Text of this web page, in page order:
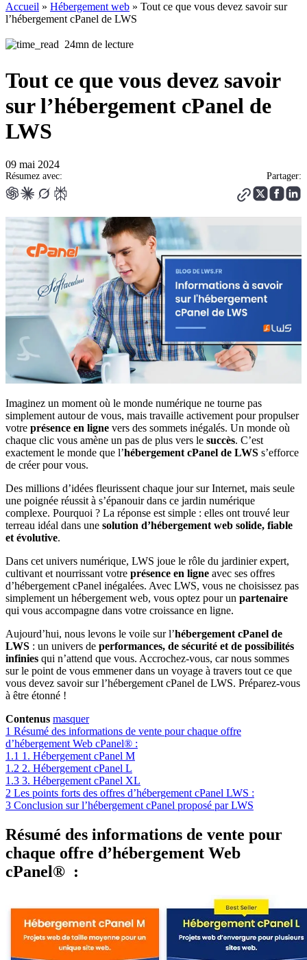
Accueil » Hébergement web » Tout ce que vous devez savoir sur
l’hébergement cPanel de LWS
24mn de lecture
Tout ce que vous devez savoir
sur l’hébergement cPanel de
LWS
09 mai 2024
Résumez avec: Partager:
Imaginez un moment où le monde numérique ne tourne pas
simplement autour de vous, mais travaille activement pour propulser
votre présence en ligne vers des sommets inégalés. Un monde où
chaque clic vous amène un pas de plus vers le succès. C’est
exactement le monde que l’hébergement cPanel de LWS s’efforce
de créer pour vous.
Des millions d’idées fleurissent chaque jour sur Internet, mais seule
une poignée réussit à s’épanouir dans ce jardin numérique
complexe. Pourquoi ? La réponse est simple : elles ont trouvé leur
terreau idéal dans une solution d’hébergement web solide, fiable
et évolutive.
Dans cet univers numérique, LWS joue le rôle du jardinier expert,
cultivant et nourrissant votre présence en ligne avec ses offres
d’hébergement cPanel inégalées. Avec LWS, vous ne choisissez pas
simplement un hébergement web, vous optez pour un partenaire
qui vous accompagne dans votre croissance en ligne.
Aujourd’hui, nous levons le voile sur l’hébergement cPanel de
LWS : un univers de performances, de sécurité et de possibilités
infinies qui n’attend que vous. Accrochez-vous, car nous sommes
sur le point de vous emmener dans un voyage à travers tout ce que
vous devez savoir sur l’hébergement cPanel de LWS. Préparez-vous
à être étonné !
Contenus masquer
1 Résumé des informations de vente pour chaque offre
d’hébergement Web cPanel® :
1.1 1. Hébergement cPanel M
1.2 2. Hébergement cPanel L
1.3 3. Hébergement cPanel XL
2 Les points forts des offres d’hébergement cPanel LWS :
3 Conclusion sur l’hébergement cPanel proposé par LWS
Résumé des informations de vente pour
chaque offre d’hébergement Web
cPanel® :